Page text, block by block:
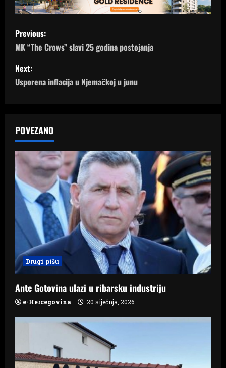
P
o
s
t
a
v
i
g
a
i
o
n
Previous:
MK “The Crows” slavi 25 godina postojanja
Next:
Usporena inflacija u Njemačkoj u junu
POVEZANO
Drugi pišu
Ante Gotovina ulazi u ribarsku industriju
e-Hercegovina 20 siječnja, 2026